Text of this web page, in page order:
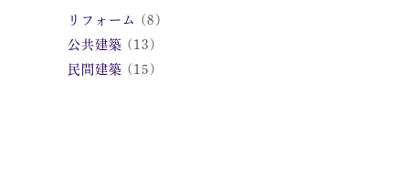
リフォーム
(8)
公共建築 (13)
民間建築 (15)